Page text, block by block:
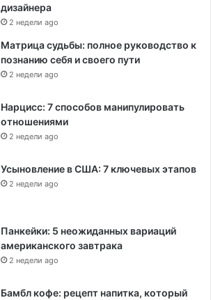
дизайнера
2 недели ago
Матрица судьбы: полное руководство к
познанию себя и своего пути
2 недели ago
Нарцисс: 7 способов манипулировать
отношениями
2 недели ago
Усыновление в США: 7 ключевых этапов
2 недели ago
Панкейки: 5 неожиданных вариаций
американского завтрака
2 недели ago
Бамбл кофе: рецепт напитка, который